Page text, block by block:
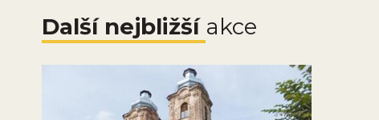
Další nejbližší akce